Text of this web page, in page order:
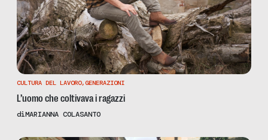
CULTURA DEL LAVORO,GENERAZIONI
L’uomo che coltivava i ragazzi
diMARIANNA COLASANTO